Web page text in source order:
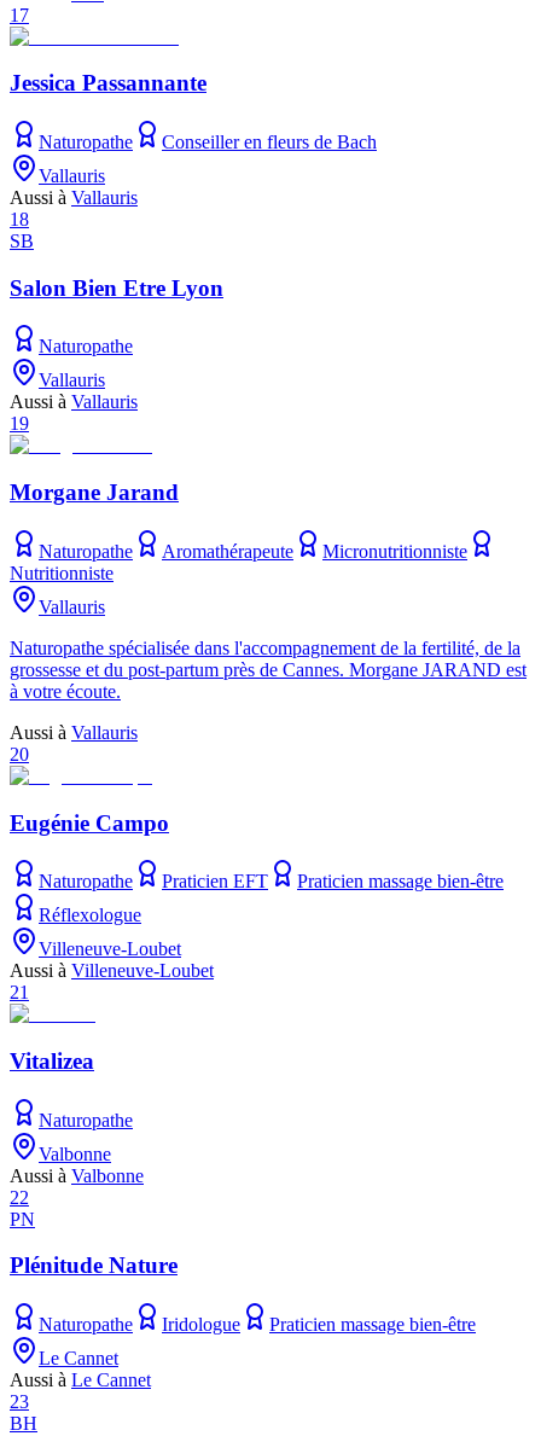
17
Jessica Passannante
Naturopathe
Conseiller en fleurs de Bach
Vallauris
Aussi à Vallauris
18
SB
Salon Bien Etre Lyon
Naturopathe
Vallauris
Aussi à Vallauris
19
Morgane Jarand
Naturopathe Aromathérapeute
Micronutritionniste
Nutritionniste
Vallauris
Naturopathe spécialisée dans l'accompagnement de la fertilité, de la
grossesse et du post-partum près de Cannes. Morgane JARAND est
à votre écoute.
Aussi à Vallauris
20
Eugénie Campo
Naturopathe Praticien EFT
Praticien massage bien-être
Réflexologue
Villeneuve-Loubet
Aussi à Villeneuve-Loubet
21
Vitalizea
Naturopathe
Valbonne
Aussi à Valbonne
22
PN
Plénitude Nature
Naturopathe Iridologue
Praticien massage bien-être
Le Cannet
Aussi à Le Cannet
23
BH